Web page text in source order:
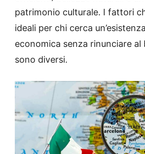
patrimonio culturale. I fattori
ideali per chi cerca
economica senza rinunciare al
sono diversi.